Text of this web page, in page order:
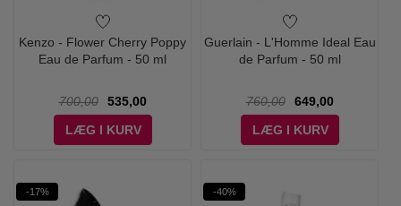
Kenzo - Flower Cherry Poppy
Eau de Parfum - 50 ml
700,00
535,00
LÆG I KURV
Guerlain - L'Homme Ideal Eau
de Parfum - 50 ml
760,00
649,00
LÆG I KURV
-17% -40%